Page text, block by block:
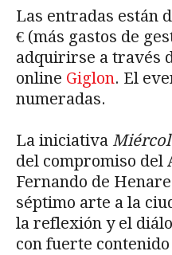
Las entradas están
€ (más gastos de
adquirirse a través
online Giglon. El
numeradas.
La iniciativa
del compromiso del
Fernando de
séptimo arte a la
la reflexión y el
con fuerte